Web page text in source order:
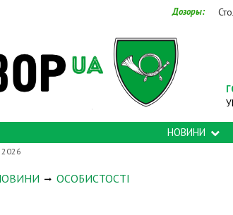
Дозоры:
НОВИНИ
2026
ОСОБИСТОСТІ